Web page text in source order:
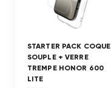
STARTER PACK COQUE
SOUPLE + VERRE
TREMPE HONOR 600
LITE